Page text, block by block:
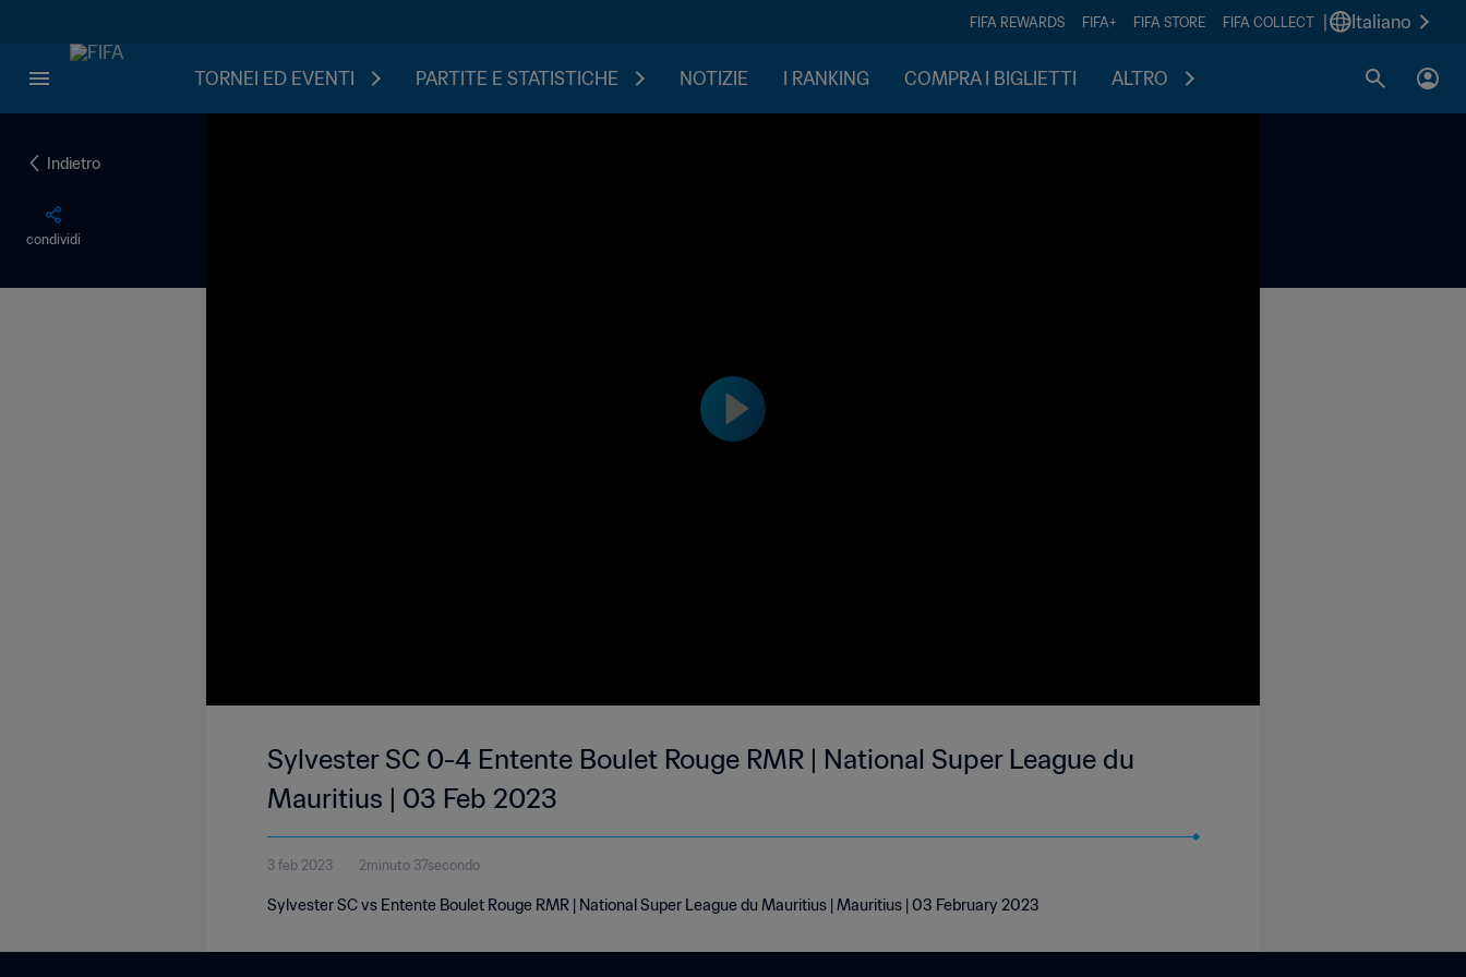
FIFA REWARDS FIFA+ FIFA STORE FIFA COLLECT Italiano
TORNEI ED EVENTI PARTITE E STATISTICHE NOTIZIE I RANKING COMPRA I BIGLIETTI ALTRO
Indietro
condividi
Sylvester SC 0-4 Entente Boulet Rouge RMR | National Super League du
Mauritius | 03 Feb 2023
3 feb 2023 2minuto 37secondo
Sylvester SC vs Entente Boulet Rouge RMR | National Super League du Mauritius | Mauritius | 03 February 2023